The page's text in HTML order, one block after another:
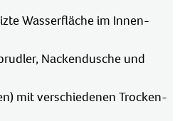
Wasserfläche im Innen-
Nackendusche und
mit verschiedenen Trocken-